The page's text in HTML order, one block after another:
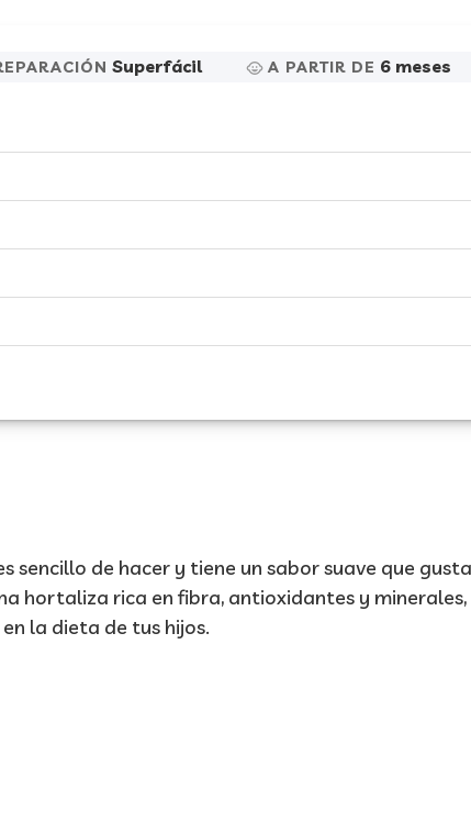
Superfácil A PARTIR DE 6 meses
sencillo de hacer y tiene un sabor suave que gusta
hortaliza rica en fibra, antioxidantes y minerales,
la dieta de tus hijos.